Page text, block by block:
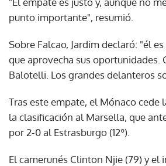
punto importante", resumió.
Sobre Falcao, Jardim declaró: "él
que aprovecha sus oportunidades.
Balotelli. Los grandes delanteros
Tras este empate, el Mónaco cede
la clasificación al Marsella, que
por 2-0 al Estrasburgo (12º).
El camerunés Clinton Njie (79) y el